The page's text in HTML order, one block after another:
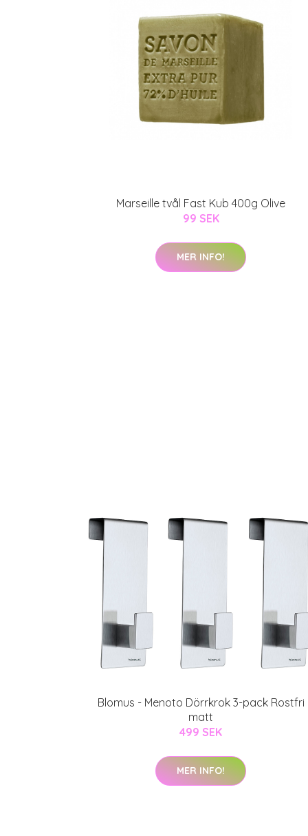
Marseille tvål Fast Kub 400g Olive
99 SEK
MER INFO!
Blomus - Menoto Dörrkrok 3-pack Rostfri
matt
499 SEK
MER INFO!